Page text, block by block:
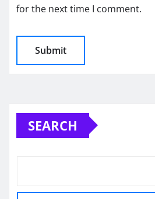
for the next time I comment.
SEARCH